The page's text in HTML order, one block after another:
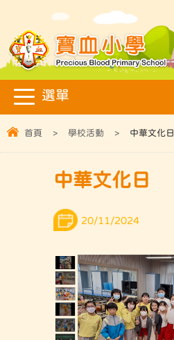
首頁 > 學校活動 > 中華文化日
中華文化日
20/11/2024